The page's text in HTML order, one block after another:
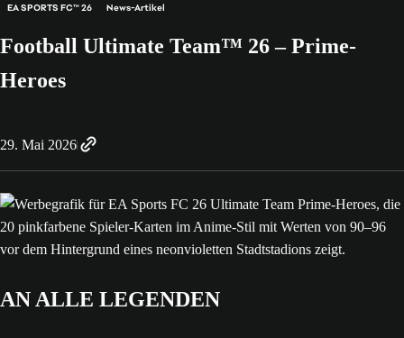
EA SPORTS FC™ 26 News-Artikel
Football Ultimate Team™ 26 – Prime-
Heroes
29. Mai 2026
AN ALLE LEGENDEN